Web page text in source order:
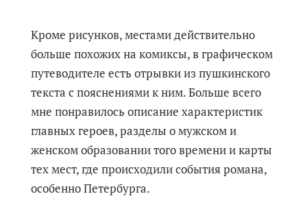
Кроме рисунков, местами действительно
больше похожих на комиксы, в графическом
путеводителе есть отрывки из пушкинского
текста с пояснениями к ним. Больше всего
мне понравилось описание характеристик
главных героев, разделы о мужском и
женском образовании того времени и карты
тех мест, где происходили события романа,
особенно Петербурга.